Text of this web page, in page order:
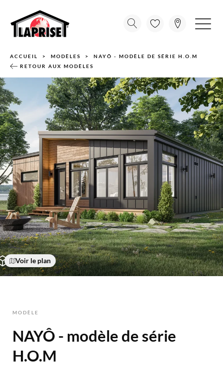
ACCUEIL MODÈLES
NAYÔ - MODÈLE DE SÉRIE H.O.M
RETOUR AUX MODÈLES
Voir le plan
MODÈLE
NAYÔ - modèle de série
H.O.M